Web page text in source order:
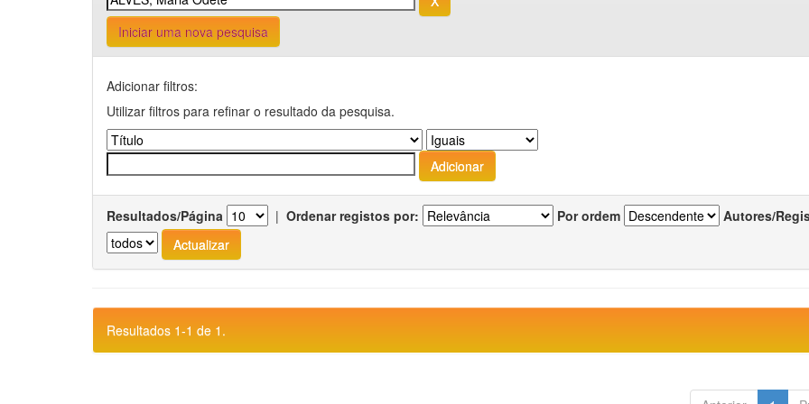
Iniciar uma nova pesquisa
Adicionar filtros:
Utilizar filtros para refinar o resultado da pesquisa.
Resultados/Página | Ordenar registos por: Por ordem Autores/
Resultados 1-1 de 1.